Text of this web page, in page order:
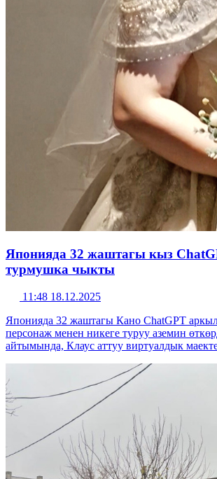
Японияда 32 жаштагы кыз
турмушка чыкты
11:48 18.12.2025
Японияда 32 жаштагы Кано ChatGPT
персонаж менен никеге туруу аземин
айтымында, Клаус аттуу виртуалдык